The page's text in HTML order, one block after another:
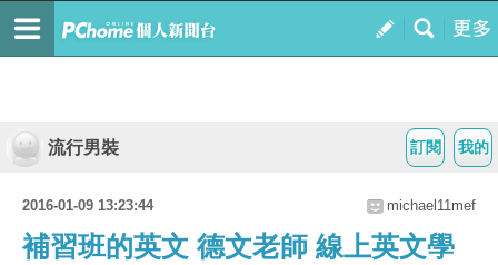
我的
訂閱
流行男裝
2016-01-09 13:23:44 michael11mef
補習班的英文 德文老師 線上英文學